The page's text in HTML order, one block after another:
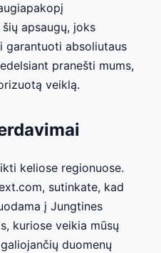
apsaugų, joks
garantuoti absoliutaus
pranešti mums,
veiklą.
keliose regionuose.
sutinkate, kad
į Jungtines
kuriose veikia mūsų
duomenų